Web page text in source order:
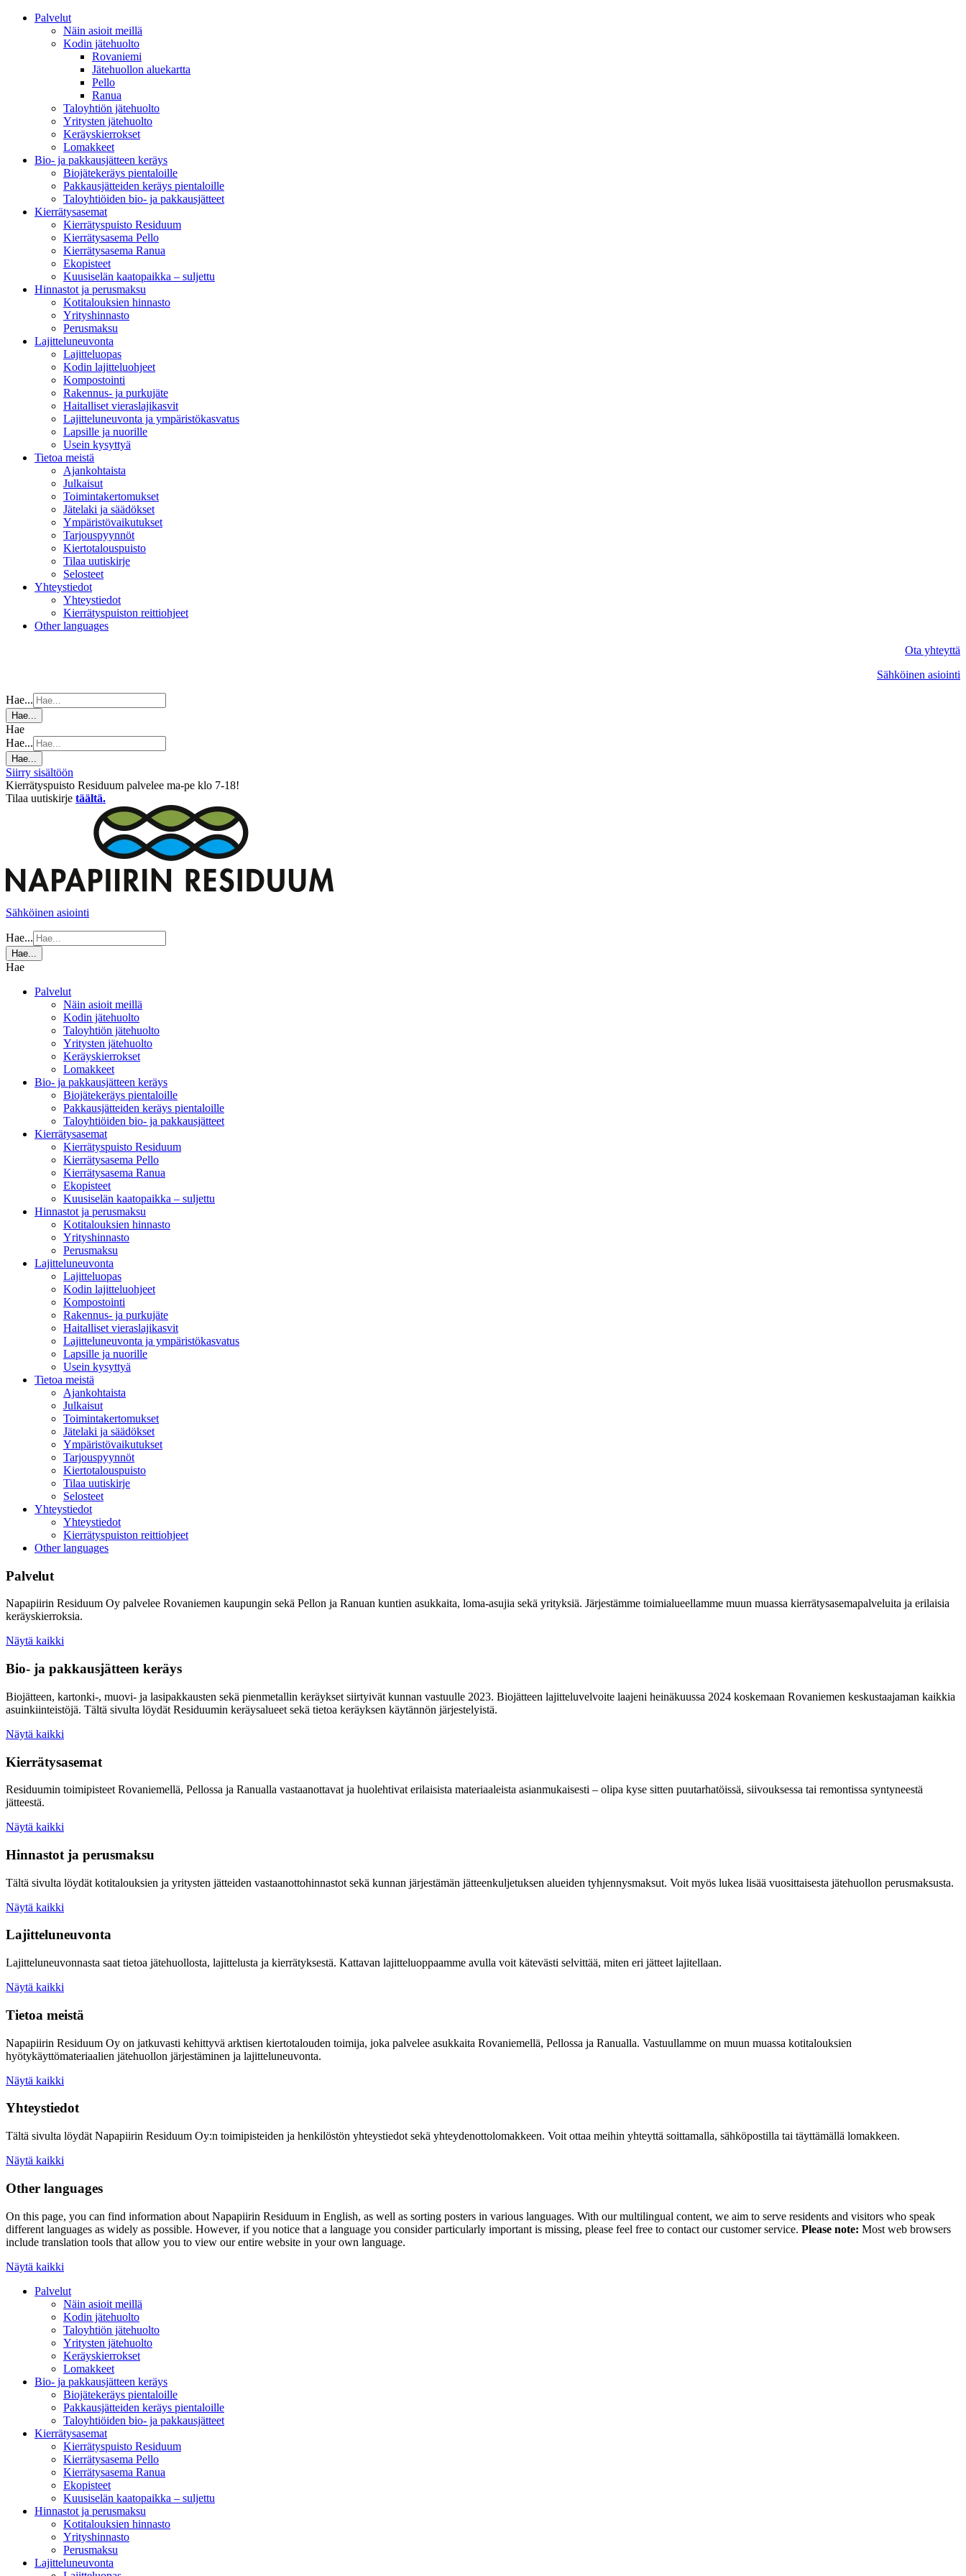
Palvelut
Näin asioit meillä
Kodin jätehuolto
Rovaniemi
Jätehuollon aluekartta
Pello
Ranua
Taloyhtiön jätehuolto
Yritysten jätehuolto
Keräyskierrokset
Lomakkeet
Bio- ja pakkausjätteen keräys
Biojätekeräys pientaloille
Pakkausjätteiden keräys pientaloille
Taloyhtiöiden bio- ja pakkausjätteet
Kierrätysasemat
Kierrätyspuisto Residuum
Kierrätysasema Pello
Kierrätysasema Ranua
Ekopisteet
Kuusiselän kaatopaikka – suljettu
Hinnastot ja perusmaksu
Kotitalouksien hinnasto
Yrityshinnasto
Perusmaksu
Lajitteluneuvonta
Lajitteluopas
Kodin lajitteluohjeet
Kompostointi
Rakennus- ja purkujäte
Haitalliset vieraslajikasvit
Lajitteluneuvonta ja ympäristökasvatus
Lapsille ja nuorille
Usein kysyttyä
Tietoa meistä
Ajankohtaista
Julkaisut
Toimintakertomukset
Jätelaki ja säädökset
Ympäristövaikutukset
Tarjouspyynnöt
Kiertotalouspuisto
Tilaa uutiskirje
Selosteet
Yhteystiedot
Yhteystiedot
Kierrätyspuiston reittiohjeet
Other languages
Ota yhteyttä
Sähköinen asiointi
Hae...
Hae...
Hae
Hae...
Hae...
Siirry sisältöön
Kierrätyspuisto Residuum palvelee ma-pe klo 7-18!
Tilaa uutiskirje täältä.
Sähköinen asiointi
Hae...
Hae...
Hae
Palvelut
Näin asioit meillä
Kodin jätehuolto
Taloyhtiön jätehuolto
Yritysten jätehuolto
Keräyskierrokset
Lomakkeet
Bio- ja pakkausjätteen keräys
Biojätekeräys pientaloille
Pakkausjätteiden keräys pientaloille
Taloyhtiöiden bio- ja pakkausjätteet
Kierrätysasemat
Kierrätyspuisto Residuum
Kierrätysasema Pello
Kierrätysasema Ranua
Ekopisteet
Kuusiselän kaatopaikka – suljettu
Hinnastot ja perusmaksu
Kotitalouksien hinnasto
Yrityshinnasto
Perusmaksu
Lajitteluneuvonta
Lajitteluopas
Kodin lajitteluohjeet
Kompostointi
Rakennus- ja purkujäte
Haitalliset vieraslajikasvit
Lajitteluneuvonta ja ympäristökasvatus
Lapsille ja nuorille
Usein kysyttyä
Tietoa meistä
Ajankohtaista
Julkaisut
Toimintakertomukset
Jätelaki ja säädökset
Ympäristövaikutukset
Tarjouspyynnöt
Kiertotalouspuisto
Tilaa uutiskirje
Selosteet
Yhteystiedot
Yhteystiedot
Kierrätyspuiston reittiohjeet
Other languages
Palvelut
Napapiirin Residuum Oy palvelee Rovaniemen kaupungin sekä Pellon ja Ranuan kuntien asukkaita, loma-asujia sekä yrityksiä. Järjestämme toimialueellamme muun muassa kierrätysasemapalveluita ja erilaisia
keräyskierroksia.
Näytä kaikki
Bio- ja pakkausjätteen keräys
Biojätteen, kartonki-, muovi- ja lasipakkausten sekä pienmetallin keräykset siirtyivät kunnan vastuulle 2023. Biojätteen lajitteluvelvoite laajeni heinäkuussa 2024 koskemaan Rovaniemen keskustaajaman kaikkia
asuinkiinteistöjä. Tältä sivulta löydät Residuumin keräysalueet sekä tietoa keräyksen käytännön järjestelyistä.
Näytä kaikki
Kierrätysasemat
Residuumin toimipisteet Rovaniemellä, Pellossa ja Ranualla vastaanottavat ja huolehtivat erilaisista materiaaleista asianmukaisesti – olipa kyse sitten puutarhatöissä, siivouksessa tai remontissa syntyneestä
jätteestä.
Näytä kaikki
Hinnastot ja perusmaksu
Tältä sivulta löydät kotitalouksien ja yritysten jätteiden vastaanottohinnastot sekä kunnan järjestämän jätteenkuljetuksen alueiden tyhjennysmaksut. Voit myös lukea lisää vuosittaisesta jätehuollon perusmaksusta.
Näytä kaikki
Lajitteluneuvonta
Lajitteluneuvonnasta saat tietoa jätehuollosta, lajittelusta ja kierrätyksestä. Kattavan lajitteluoppaamme avulla voit kätevästi selvittää, miten eri jätteet lajitellaan.
Näytä kaikki
Tietoa meistä
Napapiirin Residuum Oy on jatkuvasti kehittyvä arktisen kiertotalouden toimija, joka palvelee asukkaita Rovaniemellä, Pellossa ja Ranualla. Vastuullamme on muun muassa kotitalouksien
hyötykäyttömateriaalien jätehuollon järjestäminen ja lajitteluneuvonta.
Näytä kaikki
Yhteystiedot
Tältä sivulta löydät Napapiirin Residuum Oy:n toimipisteiden ja henkilöstön yhteystiedot sekä yhteydenottolomakkeen. Voit ottaa meihin yhteyttä soittamalla, sähköpostilla tai täyttämällä lomakkeen.
Näytä kaikki
Other languages
On this page, you can find information about Napapiirin Residuum in English, as well as sorting posters in various languages. With our multilingual content, we aim to serve residents and visitors who speak
different languages as widely as possible. However, if you notice that a language you consider particularly important is missing, please feel free to contact our customer service. Please note: Most web browsers
include translation tools that allow you to view our entire website in your own language.
Näytä kaikki
Palvelut
Näin asioit meillä
Kodin jätehuolto
Taloyhtiön jätehuolto
Yritysten jätehuolto
Keräyskierrokset
Lomakkeet
Bio- ja pakkausjätteen keräys
Biojätekeräys pientaloille
Pakkausjätteiden keräys pientaloille
Taloyhtiöiden bio- ja pakkausjätteet
Kierrätysasemat
Kierrätyspuisto Residuum
Kierrätysasema Pello
Kierrätysasema Ranua
Ekopisteet
Kuusiselän kaatopaikka – suljettu
Hinnastot ja perusmaksu
Kotitalouksien hinnasto
Yrityshinnasto
Perusmaksu
Lajitteluneuvonta